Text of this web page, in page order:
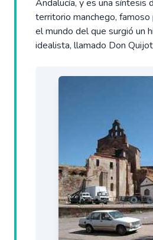
Andalucía, y es una síntesis
territorio manchego, famoso
el mundo del que surgió un
idealista, llamado Don